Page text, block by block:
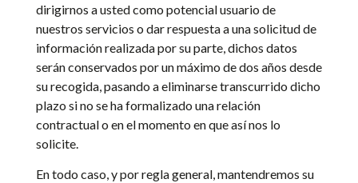
dirigirnos a usted como potencial usuario de
nuestros servicios o dar respuesta a una solicitud de
información realizada por su parte, dichos datos
serán conservados por un máximo de dos años desde
su recogida, pasando a eliminarse transcurrido dicho
plazo si no se ha formalizado una relación
contractual o en el momento en que así nos lo
solicite.
En todo caso, y por regla general, mantendremos su